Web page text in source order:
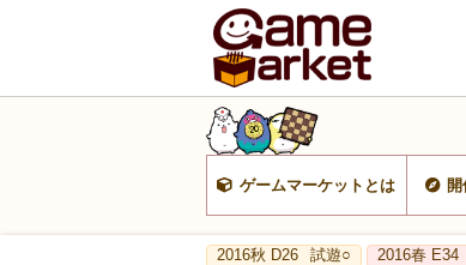
ゲームマーケットとは
2016秋 D26 試遊○ 2016春 E34